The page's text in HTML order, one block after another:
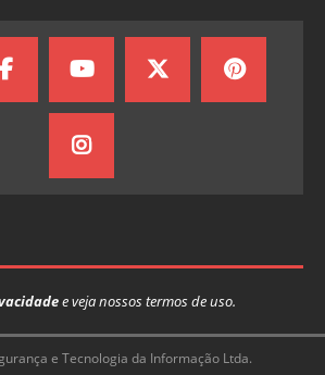
e veja nossos termos de uso.
e Tecnologia da Informação Ltda.